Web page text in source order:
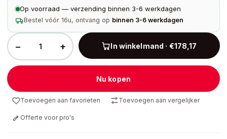
Op voorraad — verzending binnen 3-6 werkdagen
Bestel vóór 16u, ontvang op binnen 3-6 werkdagen
− + In winkelmand · €178,17
Nu kopen
Toevoegen aan favorieten Toevoegen aan vergelijker
Offerte voor pro's